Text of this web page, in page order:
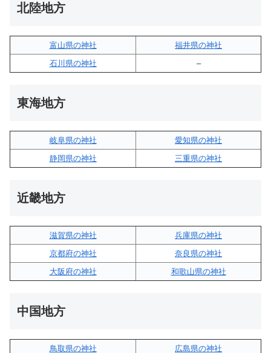
北陸地方
富山県の神社
福井県の神社
石川県の神社
–
東海地方
岐阜県の神社
愛知県の神社
静岡県の神社
三重県の神社
近畿地方
滋賀県の神社
兵庫県の神社
京都府の神社
奈良県の神社
大阪府の神社
和歌山県の神社
中国地方
鳥取県の神社
広島県の神社